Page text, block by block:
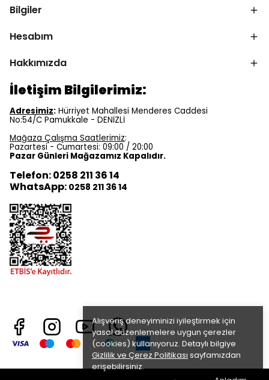
Alışveriş deneyiminizi iyileştirmek için
yasal düzenlemelere uygun çerezler
(cookies) kullanıyoruz. Detaylı bilgiye
Gizlilik ve Çerez Politikası sayfamızdan
erişebilirsiniz.
Bilgiler
Hesabım
Hakkımızda
İletişim Bilgilerimiz:
Adresimiz: Hürriyet Mahallesi Menderes Caddesi
No:54/C Pamukkale - DENİZLİ
Mağaza Çalışma Saatlerimiz:
Pazartesi - Cumartesi: 09:00 / 20:00
Pazar Günleri Mağazamız Kapalıdır.
Telefon: 0258 211 36 14
WhatsApp: 0258 211 36 14